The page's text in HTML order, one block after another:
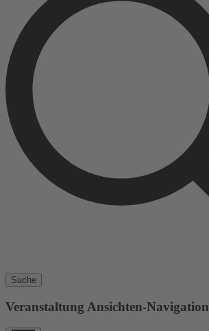
Suche
Veranstaltung Ansichten-Navigation